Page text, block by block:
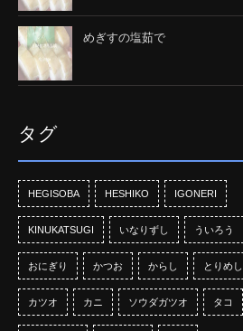
めぎすの塩茹で
タグ
HEGISOBA HESHIKO IGONERI
KINUKATSUGI いなりずし ういろう
おにぎり かつお からし とりめし
カツオ カニ ソウダガツオ タコ